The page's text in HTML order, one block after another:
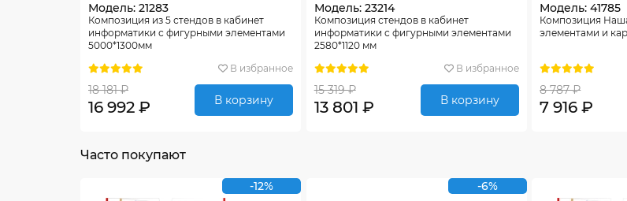
Модель: 21283
Композиция из 5 стендов в кабинет
информатики с фигурными элементами
5000*1300мм
В избранное
18 181 ₽
16 992 ₽ В корзину
Модель: 23214
Композиция стендов в кабинет
информатики с фигурными элементами
2580*1120 мм
В избранное
15 319 ₽
13 801 ₽ В корзину
Модель: 41785
Композиция
элементами и
8 787 ₽
7 916 ₽
Часто покупают
-12% -6%